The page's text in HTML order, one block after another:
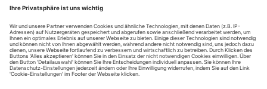
Der französischen Sopranistin Germaine Lubin brachten Wagners
Partien Erfüllung und Verhängnis
Neben Frida Leider und Kirsten Flagstad gab es vor achtzig